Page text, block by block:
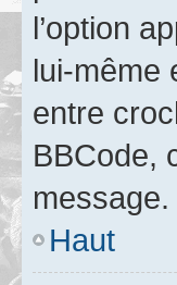
l’option
lui-même
entre
BBCode,
message.
Haut